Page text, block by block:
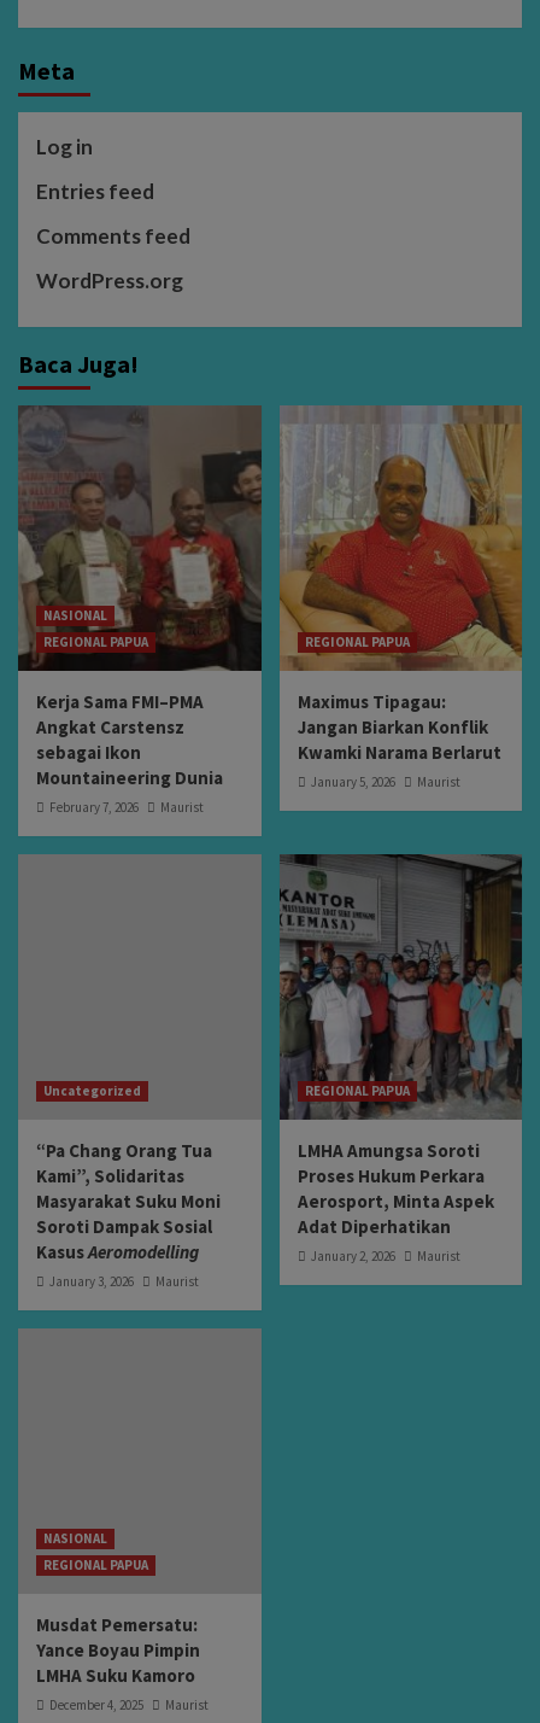
Meta
Log in
Entries feed
Comments feed
WordPress.org
Baca Juga!
NASIONAL
REGIONAL PAPUA
Kerja Sama FMI–PMA
Angkat Carstensz
sebagai Ikon
Mountaineering Dunia
February 7, 2026 Maurist
REGIONAL PAPUA
Maximus Tipagau:
Jangan Biarkan Konflik
Kwamki Narama Berlarut
January 5, 2026 Maurist
Uncategorized
“Pa Chang Orang Tua
Kami”, Solidaritas
Masyarakat Suku Moni
Soroti Dampak Sosial
KasusAeromodelling
January 3, 2026 Maurist
REGIONAL PAPUA
LMHA Amungsa Soroti
Proses Hukum Perkara
Aerosport, Minta Aspek
Adat Diperhatikan
January 2, 2026 Maurist
NASIONAL
REGIONAL PAPUA
Musdat Pemersatu:
Yance Boyau Pimpin
LMHA Suku Kamoro
December 4, 2025 Maurist